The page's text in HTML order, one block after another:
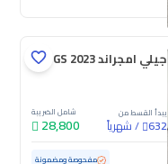
جيلي امجراند GS 2023
يبدأ القسط من
632
/شهرياً
شامل الضريبة
28,800
مفحوصة ومضمونة